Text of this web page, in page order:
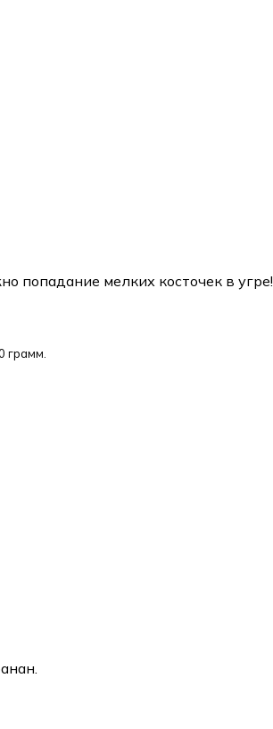
попадание мелких косточек в угре!
грамм.